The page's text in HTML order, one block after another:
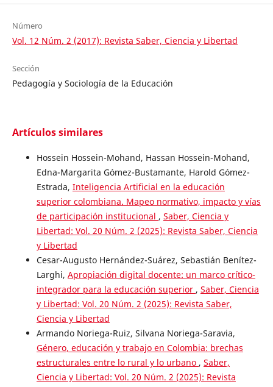
Número
Vol. 12 Núm. 2 (2017): Revista Saber, Ciencia y Libertad
Sección
Pedagogía y Sociología de la Educación
Artículos similares
Hossein Hossein-Mohand, Hassan Hossein-Mohand,
Edna-Margarita Gómez-Bustamante, Harold Gómez-
Estrada, Inteligencia Artificial en la educación
superior colombiana. Mapeo normativo, impacto y vías
de participación institucional , Saber, Ciencia y
Libertad: Vol. 20 Núm. 2 (2025): Revista Saber, Ciencia
y Libertad
Cesar-Augusto Hernández-Suárez, Sebastián Benítez-
Larghi, Apropiación digital docente: un marco crítico-
integrador para la educación superior , Saber, Ciencia
y Libertad: Vol. 20 Núm. 2 (2025): Revista Saber,
Ciencia y Libertad
Armando Noriega-Ruiz, Silvana Noriega-Saravia,
Género, educación y trabajo en Colombia: brechas
estructurales entre lo rural y lo urbano , Saber,
Ciencia y Libertad: Vol. 20 Núm. 2 (2025): Revista